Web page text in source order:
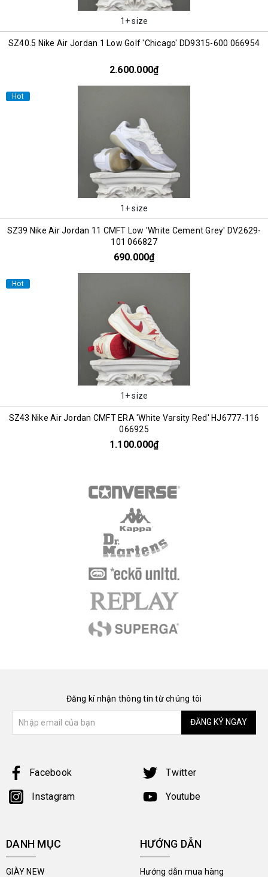
1+ size
SZ40.5 Nike Air Jordan 1 Low Golf 'Chicago' DD9315-600 066954
2.600.000₫
Hot
1+ size
SZ39 Nike Air Jordan 11 CMFT Low 'White Cement Grey' DV2629-
101 066827
690.000₫
Hot
1+ size
SZ43 Nike Air Jordan CMFT ERA 'White Varsity Red' HJ6777-116
066925
1.100.000₫
Đăng kí nhận thông tin từ chúng tôi
ĐĂNG KÝ NGAY
Facebook Twitter
Instagram Youtube
DANH MỤC
GIÀY NEW
HƯỚNG DẪN
Hướng dẫn mua hàng